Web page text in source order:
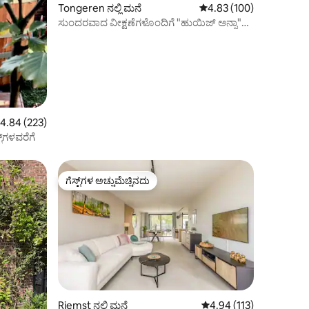
4.84 ಸರಾಸರಿ ರೇಟಿಂಗ್, 223 ವಿಮರ್ಶೆಗಳು
4.84 (223)
Tongeren ನಲ್ಲಿ ಮನೆ 5 ರಲ್ಲಿ 4.83 ಸರಾಸರಿ
4.83 (100)
ಸುಂದರವಾದ ವೀಕ್ಷಣೆಗಳೊಂದಿಗೆ "ಹುಯಿಜ್ ಅನ್ನಾ"
ಗೆಸ್ಟ್‌ಗಳ ಅಚ್ಚುಮೆಚ್ಚಿನದು
ಗೆಸ್ಟ್‌ಗಳ ಅಚ್ಚುಮೆಚ್ಚಿನದು
Riemst ನಲ್ಲಿ ಮನೆ 5 ರಲ್ಲಿ 4.94 ಸರಾಸರಿ
4.94 (113)